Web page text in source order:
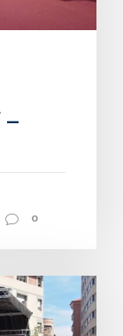
–
0